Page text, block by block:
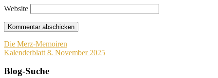
Website
Beitragsnavigation
Die Merz-Memoiren
Kalenderblatt 8. November 2025
Blog-Suche